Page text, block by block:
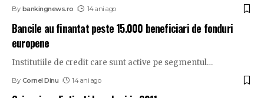
By bankingnews.ro 14 ani ago
Bancile au finantat peste 15.000 beneficiari de fonduri
europene
Institutiile de credit care sunt active pe segmentul…
By Cornel Dinu 14 ani ago